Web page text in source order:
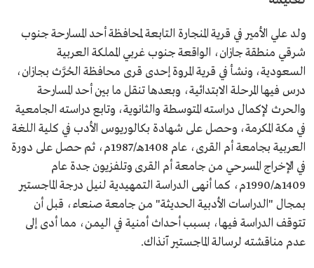
المؤهل العلمي
بكالوريوس اللغة العربية تخصص أدب.
من أعماله الأدبية
ديوان شعري بعنوان "بوصلة واحدة لا تكفي".
ديوان شعري بعنوان "أرح جوادك".
دراسة نقدية بعنوان "الثبيتي يتلو أسارير البلاد".
رواية "غصون".
رواية "قاع اليهود".
ولد علي الأمير في قرية المنجارة التابعة لمحافظة أحد المسارحة جنوب
شرقي منطقة جازان، الواقعة جنوب غربي المملكة العربية
السعودية، ونشأ في قرية المروة إحدى قرى محافظة الحُرَّث بجازان،
درس فيها المرحلة الابتدائية، وبعدها تنقل ما بين أحد المسارحة
والحرث لإكمال دراسته المتوسطة والثانوية، وتابع دراسته الجامعية
في مكة المكرمة، وحصل على شهادة بكالوريوس الأدب في كلية اللغة
العربية بجامعة أم القرى، عام 1408هـ/1987م، ثم حصل على دورة
في الإخراج المسرحي من جامعة أم القرى وتلفزيون جدة عام
1409هـ/1990م، كما أنهى الدراسة التمهيدية لنيل درجة الماجستير
بمجال "الدراسات الأدبية الحديثة" من جامعة صنعاء، قبل أن
تتوقف الدراسة فيها، بسبب أحداث أمنية في اليمن، مما أدى إلى
عدم مناقشته لرسالة الماجستير آنذاك.